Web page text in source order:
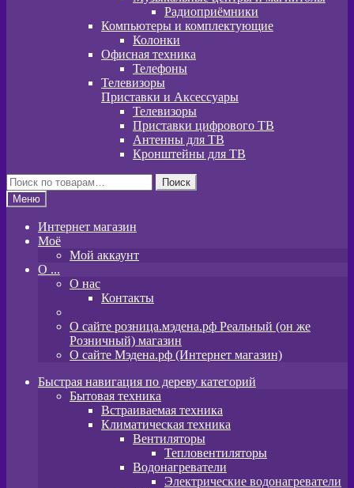
Радиоприёмники
Компьютеры и комплектующие
Колонки
Офисная техника
Телефоны
Телевизоры
Приставки и Аксессуары
Телевизоры
Приставки цифрового ТВ
Антенны для ТВ
Кронштейны для ТВ
Искать:
Поиск
Меню
Интернет магазин
Моё
Мой аккаунт
O ...
О нас
Контакты
О сайте розница.мэдена.рф Реальный (он же
Розничный) магазин
О сайте Мэдена.рф (Интернет магазин)
Быстрая навигация по дереву категорий
Бытовая техника
Встраиваемая техника
Климатическая техника
Вентиляторы
Тепловентиляторы
Водонагреватели
Электрические водонагреватели